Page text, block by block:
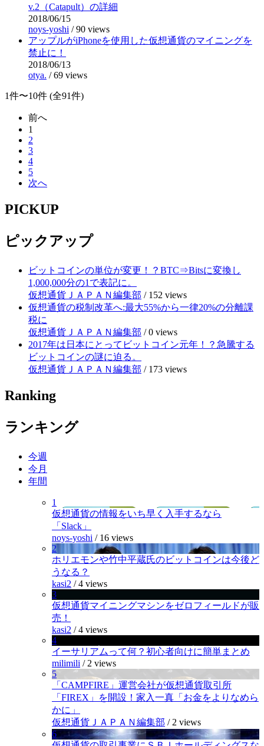
v.2（Catapult）の詳細
2018/06/15
noys-yoshi /90 views
アップルがiPhoneを使用した仮想通貨のマイニングを
禁止に！
2018/06/13
otya. /69 views
1件〜10件 (全91件)
前へ
1
2
3
4
5
次へ
PICKUP
ピックアップ
ビットコインの単位が変更！？BTC⇒Bitsに変換し
1,000,000分の1で表記に。
仮想通貨ＪＡＰＡＮ編集部 / 152 views
仮想通貨の税制改革へ:最大55%から一律20%の分離課
税に
仮想通貨ＪＡＰＡＮ編集部 /0 views
2017年は日本にとってビットコイン元年！？急騰する
ビットコインの謎に迫る。
仮想通貨ＪＡＰＡＮ編集部 / 173 views
Ranking
ランキング
今週
今月
年間
1
仮想通貨の情報をいち早く入手するなら
「Slack」
noys-yoshi / 16 views
2
ホリエモンや竹中平蔵氏のビットコインは今後ど
うなる？
kasi2 /4 views
3
仮想通貨マイニングマシンをゼロフィールドが販
売！
kasi2 /4 views
4
イーサリアムって何？初心者向けに簡単まとめ
milimili / 2 views
5
「CAMPFIRE」運営会社が仮想通貨取引所
「FIREX」を開設！家入一真「お金をよりなめら
かに」
仮想通貨ＪＡＰＡＮ編集部 / 2 views
6